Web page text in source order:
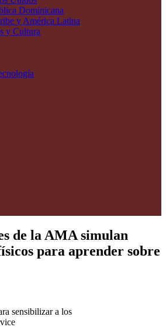
Dominicana
y América Latina
y Cultura
de la AMA simulan
para aprender sobre
sensibilizar a los